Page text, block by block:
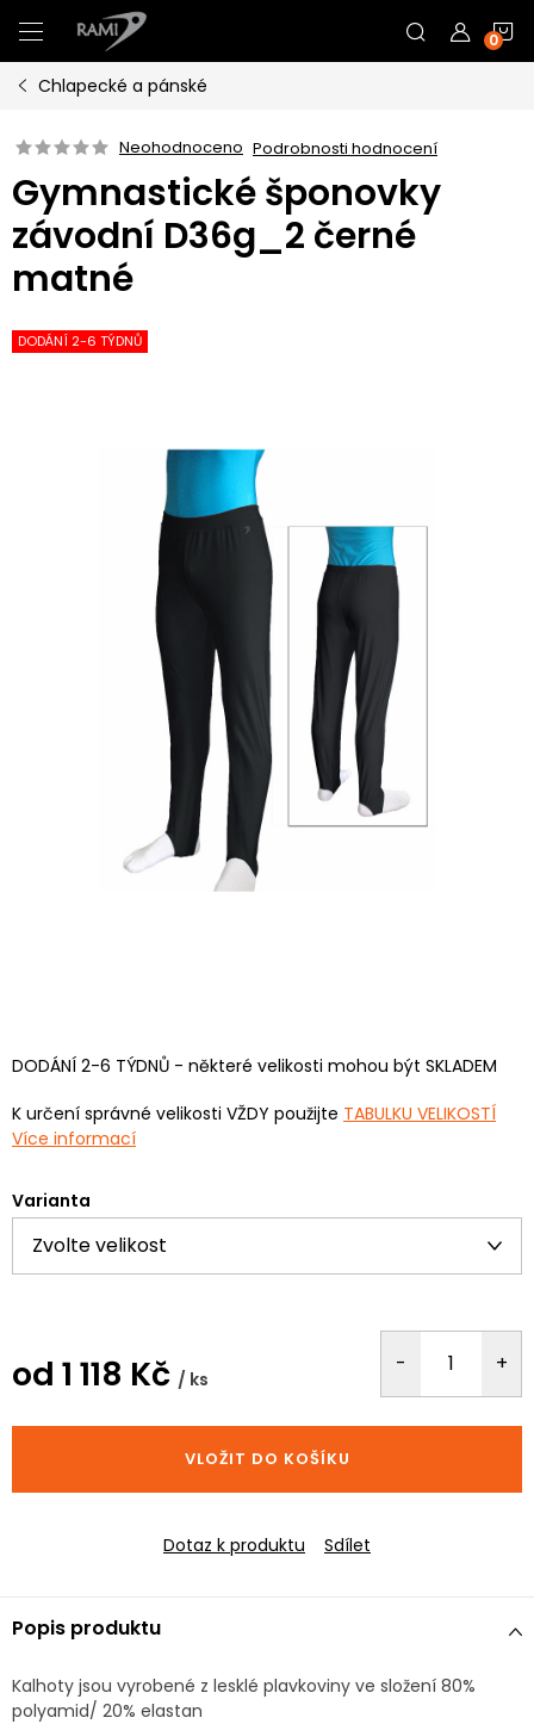
na
obsah
Chlapecké a pánské
Neohodnoceno Podrobnosti hodnocení
Gymnastické šponovky
závodní D36g_2 černé
matné
DODÁNÍ 2-6 TÝDNŮ
DODÁNÍ 2-6 TÝDNŮ - některé velikosti mohou být SKLADEM
K určení správné velikosti VŽDY použijte TABULKU VELIKOSTÍ
Více informací
Varianta
od 1 118 Kč / ks
cena:
VLOŽIT DO KOŠÍKU
Dotaz k produktu Sdílet
Popis produktu
Kalhoty jsou vyrobené z lesklé plavkoviny ve složení 80%
polyamid/ 20% elastan